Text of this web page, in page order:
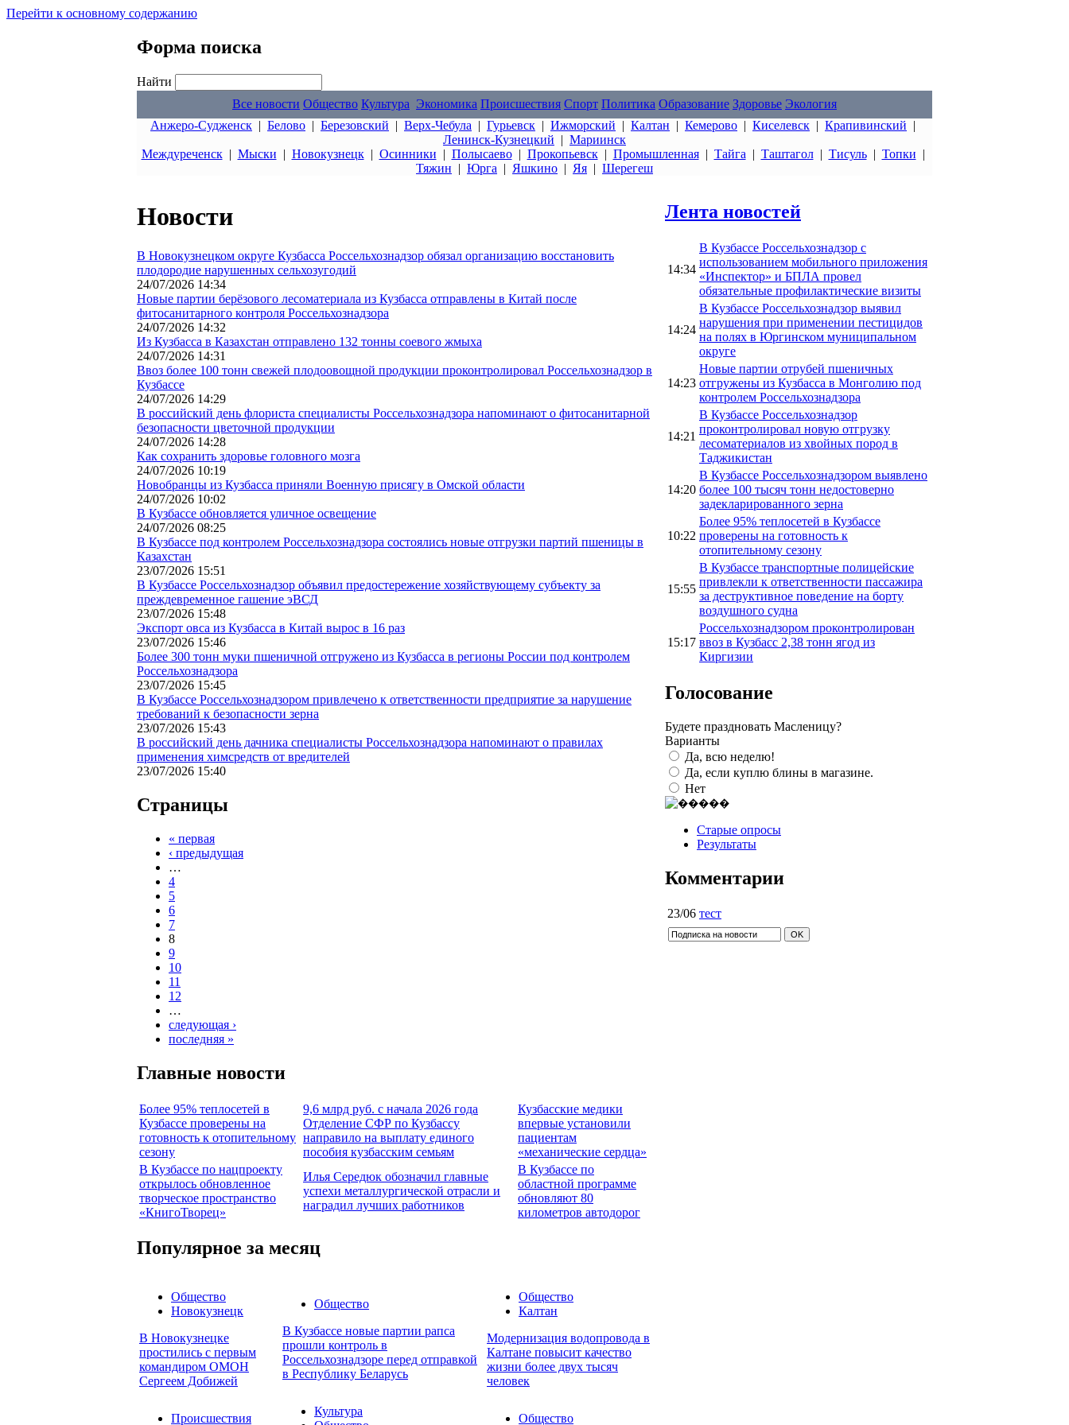
Перейти к основному содержанию
Форма поиска
Найти
Все новости Общество Культура Экономика Происшествия Спорт Политика Образование Здоровье Экология
Анжеро-Судженск | Белово | Березовский | Верх-Чебула | Гурьевск | Ижморский | Калтан | Кемерово | Киселевск | Крапивинский |
Ленинск-Кузнецкий | Мариинск
Междуреченск| Мыски | Новокузнецк| Осинники | Полысаево| Прокопьевск| Промышленная| Тайга | Таштагол| Тисуль| Топки |
Тяжин | Юрга | Яшкино | Яя | Шерегеш
Новости
В Новокузнецком округе Кузбасса Россельхознадзор обязал организацию восстановить
плодородие нарушенных сельхозугодий
24/07/2026 14:34
Новые партии берёзового лесоматериала из Кузбасса отправлены в Китай после
фитосанитарного контроля Россельхознадзора
24/07/2026 14:32
Из Кузбасса в Казахстан отправлено 132 тонны соевого жмыха
24/07/2026 14:31
Ввоз более 100 тонн свежей плодоовощной продукции проконтролировал Россельхознадзор в
Кузбассе
24/07/2026 14:29
В российский день флориста специалисты Россельхознадзора напоминают о фитосанитарной
безопасности цветочной продукции
24/07/2026 14:28
Как сохранить здоровье головного мозга
24/07/2026 10:19
Новобранцы из Кузбасса приняли Военную присягу в Омской области
24/07/2026 10:02
В Кузбассе обновляется уличное освещение
24/07/2026 08:25
В Кузбассе под контролем Россельхознадзора состоялись новые отгрузки партий пшеницы в
Казахстан
23/07/2026 15:51
В Кузбассе Россельхознадзор объявил предостережение хозяйствующему субъекту за
преждевременное гашение эВСД
23/07/2026 15:48
Экспорт овса из Кузбасса в Китай вырос в 16 раз
23/07/2026 15:46
Более 300 тонн муки пшеничной отгружено из Кузбасса в регионы России под контролем
Россельхознадзора
23/07/2026 15:45
В Кузбассе Россельхознадзором привлечено к ответственности предприятие за нарушение
требований к безопасности зерна
23/07/2026 15:43
В российский день дачника специалисты Россельхознадзора напоминают о правилах
применения химсредств от вредителей
23/07/2026 15:40
Страницы
« первая
‹ предыдущая
…
4
5
6
7
8
9
10
11
12
…
следующая ›
последняя »
Главные новости
Более 95% теплосетей в
Кузбассе проверены на
готовность к отопительному
сезону
9,6 млрд руб. с начала 2026 года
Отделение СФР по Кузбассу
направило на выплату единого
пособия кузбасским семьям
Кузбасские медики
впервые установили
пациентам
«механические сердца»
В Кузбассе по нацпроекту
открылось обновленное
творческое пространство
«КнигоТворец»
Илья Середюк обозначил главные
успехи металлургической отрасли и
наградил лучших работников
В Кузбассе по
областной программе
обновляют 80
километров автодорог
Популярное за месяц
Общество
Новокузнецк
В Новокузнецке
простились с первым
командиром ОМОН
Сергеем Добижей
Общество
В Кузбассе новые партии рапса
прошли контроль в
Россельхознадзоре перед отправкой
в Республику Беларусь
Общество
Калтан
Модернизация водопровода в
Калтане повысит качество
жизни более двух тысяч
человек
Происшествия
Культура
Общество
Лента новостей
14:34
В Кузбассе Россельхознадзор с
использованием мобильного приложения
«Инспектор» и БПЛА провел
обязательные профилактические визиты
14:24
В Кузбассе Россельхознадзор выявил
нарушения при применении пестицидов
на полях в Юргинском муниципальном
округе
14:23
Новые партии отрубей пшеничных
отгружены из Кузбасса в Монголию под
контролем Россельхознадзора
14:21
В Кузбассе Россельхознадзор
проконтролировал новую отгрузку
лесоматериалов из хвойных пород в
Таджикистан
14:20
В Кузбассе Россельхознадзором выявлено
более 100 тысяч тонн недостоверно
задекларированного зерна
10:22
Более 95% теплосетей в Кузбассе
проверены на готовность к
отопительному сезону
15:55
В Кузбассе транспортные полицейские
привлекли к ответственности пассажира
за деструктивное поведение на борту
воздушного судна
15:17
Россельхознадзором проконтролирован
ввоз в Кузбасс 2,38 тонн ягод из
Киргизии
Голосование
Будете праздновать Масленицу?
Варианты
Да, всю неделю!
Да, если куплю блины в магазине.
Нет
Старые опросы
Результаты
Комментарии
23/06 тест